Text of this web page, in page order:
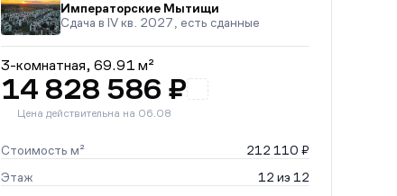
Императорские Мытищи
Сдача в IV кв. 2027, есть сданные
3-комнатная, 69.91 м²
14 828 586 ₽
Цена действительна на 06.08
Стоимость м²
212 110 ₽
Этаж
12 из 12